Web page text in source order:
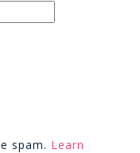
spam. Learn